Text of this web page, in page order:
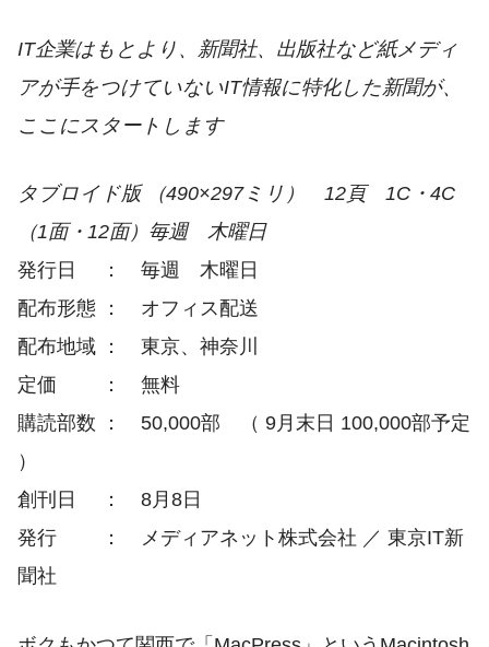
IT企業はもとより、新聞社、出版社など紙メディ
アが手をつけていないIT情報に特化した新聞が、
ここにスタートします
タブロイド版 （490×297ミリ） 12頁 1C・4C
（1面・12面）毎週 木曜日
発行日 ： 毎週 木曜日
配布形態 ： オフィス配送
配布地域 ： 東京、神奈川
定価 ： 無料
購読部数 ： 50,000部 （ 9月末日 100,000部予定
）
創刊日 ： 8月8日
発行 ： メディアネット株式会社 ／ 東京IT新
聞社